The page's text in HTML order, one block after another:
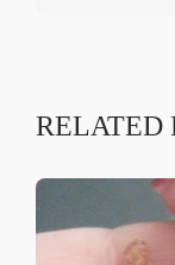
RELATED